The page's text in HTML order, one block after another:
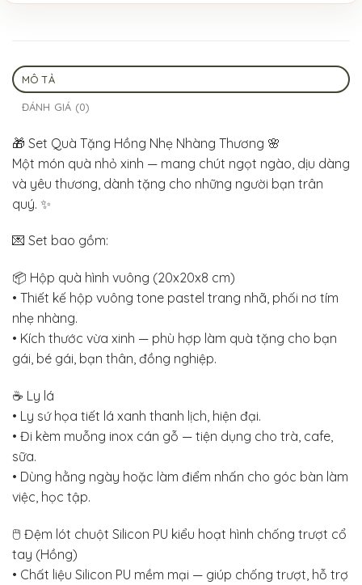
MÔ TẢ
ĐÁNH GIÁ (0)
🎁 Set Quà Tặng Hồng Nhẹ Nhàng Thương 🌸
Một món quà nhỏ xinh — mang chút ngọt ngào, dịu dàng
và yêu thương, dành tặng cho những người bạn trân
quý. ✨
💌 Set bao gồm:
📦 Hộp quà hình vuông (20x20x8 cm)
• Thiết kế hộp vuông tone pastel trang nhã, phối nơ tím
nhẹ nhàng.
• Kích thước vừa xinh — phù hợp làm quà tặng cho bạn
gái, bé gái, bạn thân, đồng nghiệp.
☕ Ly lá
• Ly sứ họa tiết lá xanh thanh lịch, hiện đại.
• Đi kèm muỗng inox cán gỗ — tiện dụng cho trà, cafe,
sữa.
• Dùng hằng ngày hoặc làm điểm nhấn cho góc bàn làm
việc, học tập.
🖱️ Đệm lót chuột Silicon PU kiểu hoạt hình chống trượt cổ
tay (Hồng)
• Chất liệu Silicon PU mềm mại — giúp chống trượt, hỗ trợ